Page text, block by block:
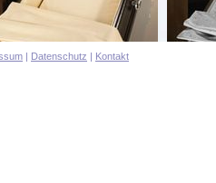
| Datenschutz | Kontakt